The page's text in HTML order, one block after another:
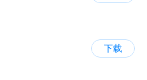
下载